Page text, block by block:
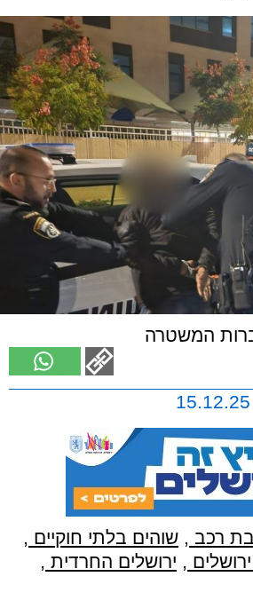
המשטרה
רכב , שוהים בלתי חוקיים ,
, ירושלים החרדית ,